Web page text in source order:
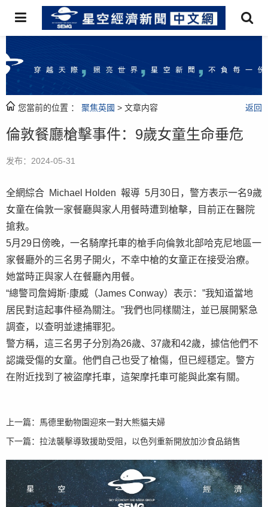
您當前的位置 ： 聚焦英國 > 文章内容 返回
倫敦餐廳槍擊事件：9歲女童生命垂危
发布：2024-05-31
全網綜合 Michael Holden 報導 5月30日，警方表示一名9歲
女童在倫敦一家餐廳與家人用餐時遭到槍擊，目前正在醫院
搶救。
5月29日傍晚，一名騎摩托車的槍手向倫敦北部哈克尼地區一
家餐廳外的三名男子開火，不幸中槍的女童正在接受治療。
她當時正與家人在餐廳內用餐。
“總警司詹姆斯·康威（James Conway）表示：”我知道當地
居民對這起事件極為關注。”我們也同樣關注，並已展開緊急
調查，以查明並逮捕罪犯。
警方稱，這三名男子分別為26歲、37歲和42歲，據信他們不
認識受傷的女童。他們自己也受了槍傷，但已經穩定。警方
在附近找到了被盜摩托車，這架摩托車可能與此案有關。
上一篇： 馬德里動物園迎來一對大熊貓夫婦
下一篇： 拉法襲擊導致援助受阻，以色列重新開放加沙食品銷售